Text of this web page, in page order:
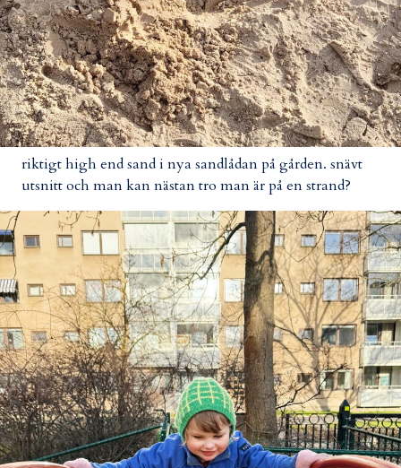
riktigt high end sand i nya sandlådan på gården. snävt
utsnitt och man kan nästan tro man är på en strand?